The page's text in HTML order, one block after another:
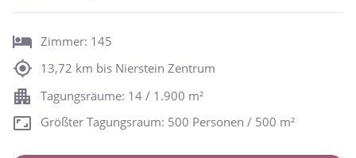
Zimmer: 145
13,72 km bis Nierstein Zentrum
Tagungsräume: 14 / 1.900 m²
Größter Tagungsraum: 500 Personen / 500 m²